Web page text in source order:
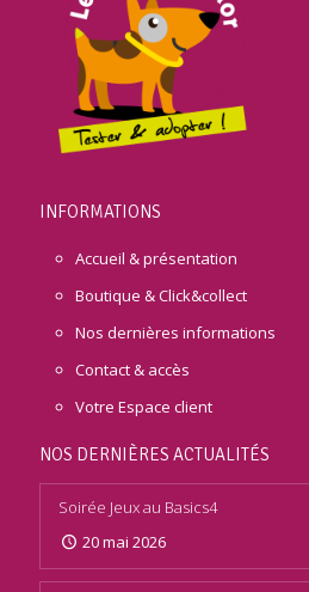
INFORMATIONS
Accueil & présentation
Boutique & Click&collect
Nos dernières informations
Contact & accès
Votre Espace client
NOS DERNIÈRES ACTUALITÉS
Soirée Jeux au Basics4
20 mai 2026